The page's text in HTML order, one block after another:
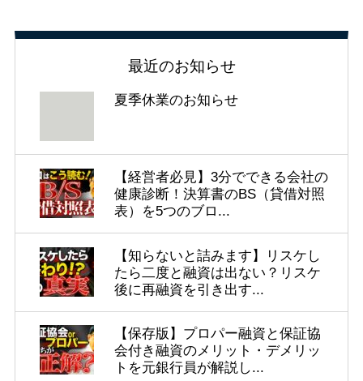
最近のお知らせ
夏季休業のお知らせ
【経営者必見】3分でできる会社の
健康診断！決算書のBS（貸借対照
表）を5つのブロ...
【知らないと詰みます】リスケし
たら二度と融資は出ない？リスケ
後に再融資を引き出す...
【保存版】プロパー融資と保証協
会付き融資のメリット・デメリッ
トを元銀行員が解説し...